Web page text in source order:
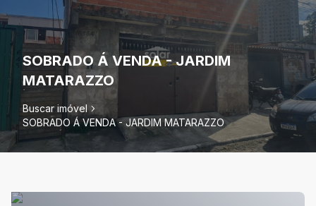
SOBRADO Á VENDA - JARDIM
MATARAZZO
Buscar imóvel
SOBRADO Á VENDA - JARDIM MATARAZZO